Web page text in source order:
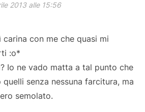
2013 alle 15:56
con me che quasi mi
:o*
Io ne vado matta a tal punto che
senza nessuna farcitura, ma
semolato.